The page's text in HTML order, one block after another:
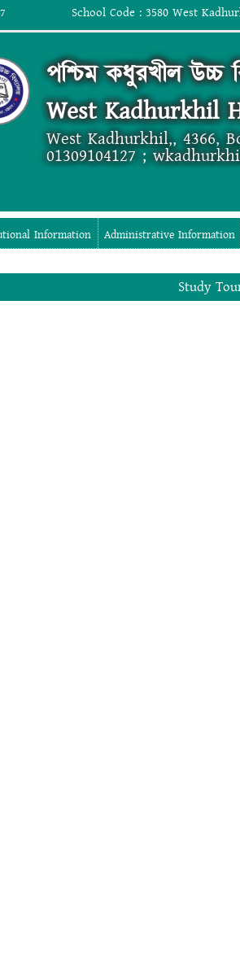
School Code : 3580 West
পশ্চিম কধুরখীল উচ্চ
West Kadhurkhil
West Kadhurkhil,, 4366,
01309104127 ;
Information Administrative Information
Study